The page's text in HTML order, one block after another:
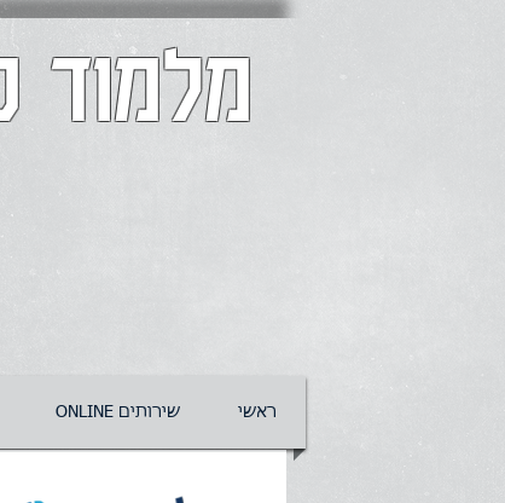
מלמוד
ONLINE שירותים ראשי